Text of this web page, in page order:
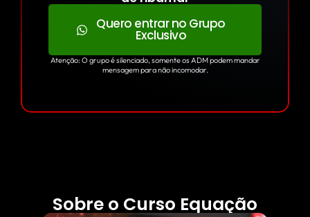
Quero entrar no Grupo
Exclusivo
Atenção: O grupo é silenciado, somente os ADM podem mandar
mensagem para não incomodar.
Sobre o Curso Equação